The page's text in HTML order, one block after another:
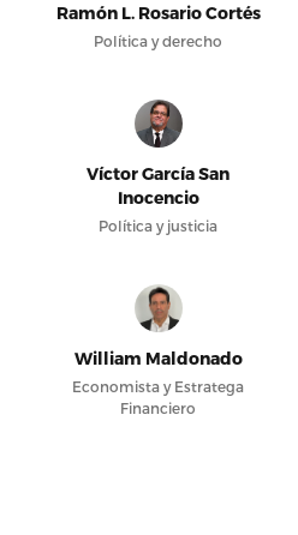
Ramón L. Rosario Cortés
Política y derecho
Víctor García San
Inocencio
Política y justicia
William Maldonado
Economista y Estratega
Financiero